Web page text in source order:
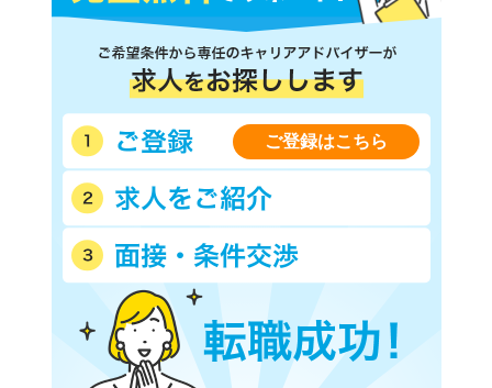
ご登録はこちら